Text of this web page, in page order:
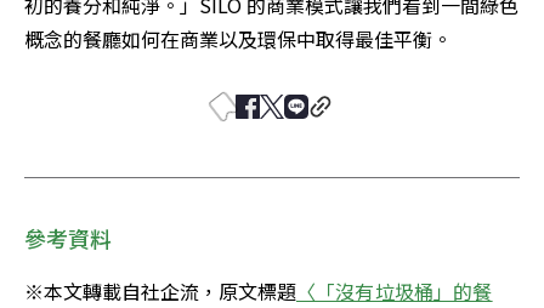
概念的餐廳如何在商業以及環保中取得最佳平衡。
參考資料
※本文轉載自社企流，原文標題 〈「沒有垃圾桶」的餐